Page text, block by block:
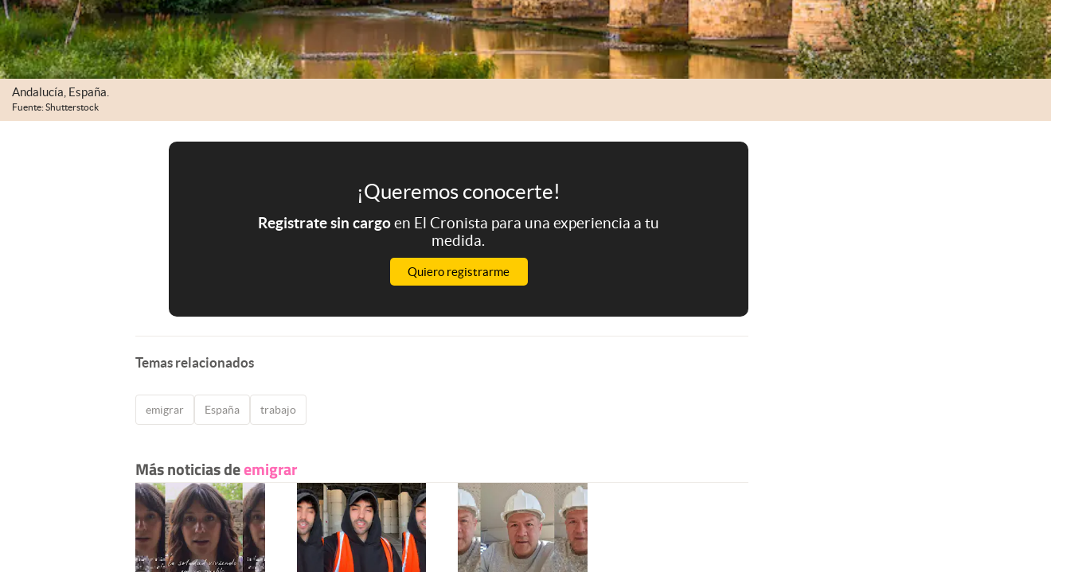
Andalucía, España.
Fuente: Shutterstock
¡Queremos conocerte!
Registrate sin cargoen El Cronista para una experiencia a tu
medida.
Quiero registrarme
Temas relacionados
emigrar España trabajo
Más noticias deemigrar